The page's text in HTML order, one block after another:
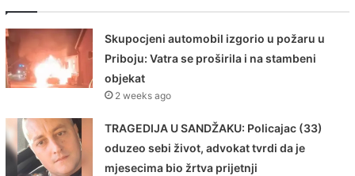
Skupocjeni automobil izgorio u požaru u
Priboju: Vatra se proširila i na stambeni
objekat
2 weeks ago
TRAGEDIJA U SANDŽAKU: Policajac (33)
oduzeo sebi život, advokat tvrdi da je
mjesecima bio žrtva prijetnji